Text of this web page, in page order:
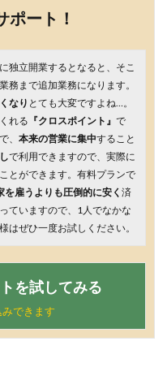
ポート ！
独立開業するとなると、そこ
務まで追加業務になります。
なり とても大変ですよね…。
れる 『クロスポイント』 で
、 本来の営業に集中すること
で利用できますので、実際に
とができます。有料プランで
を雇うよりも圧倒的に安く 済
ていますので、1人でなかな
はぜひ一度お試しください。
を試してみる
できます